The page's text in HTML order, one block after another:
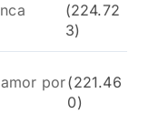
(224.72
3)
por(221.46
0)